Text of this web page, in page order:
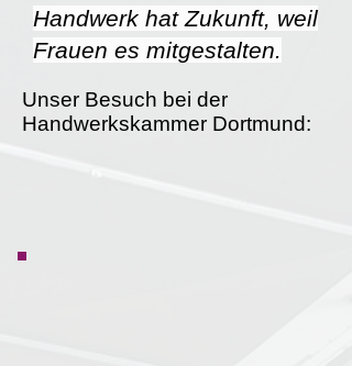
Handwerk hat Zukunft, weil
Frauen es mitgestalten.
Unser Besuch bei der
Handwerkskammer Dortmund: